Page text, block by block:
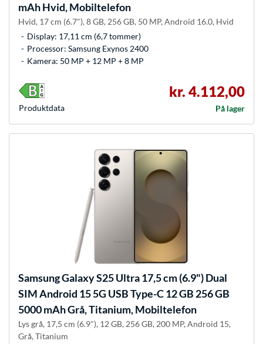
mAh Hvid, Mobiltelefon
Hvid, 17 cm (6.7"), 8 GB, 256 GB, 50 MP, Android 16.0, Hvid
Display: 17,11 cm (6,7 tommer)
Processor: Samsung Exynos 2400
Kamera: 50 MP + 12 MP + 8 MP
kr. 4.112,00
På lager
Produkt­data
SamsungGalaxy S25 Ultra 17,5 cm (6.9") Dual
SIM Android 15 5G USB Type-C 12 GB 256 GB
5000 mAh Grå, Titanium, Mobiltelefon
Lys grå, 17,5 cm (6.9"), 12 GB, 256 GB, 200 MP, Android 15,
Grå, Titanium